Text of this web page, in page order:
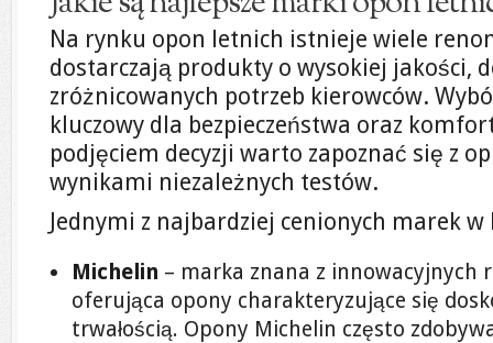
Na rynku opon letnich istnieje wiele
dostarczają produkty o wysokiej jakości,
zróżnicowanych potrzeb kierowców.
kluczowy dla bezpieczeństwa oraz
podjęciem decyzji warto zapoznać się z
wynikami niezależnych testów.
Jednymi z najbardziej cenionych marek w
Michelin – marka znana z innowacyjnych
oferująca opony charakteryzujące się
trwałością. Opony Michelin często